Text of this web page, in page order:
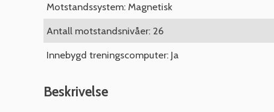
Motstandssystem: Magnetisk
Antall motstandsnivåer: 26
Innebygd treningscomputer: Ja
Beskrivelse